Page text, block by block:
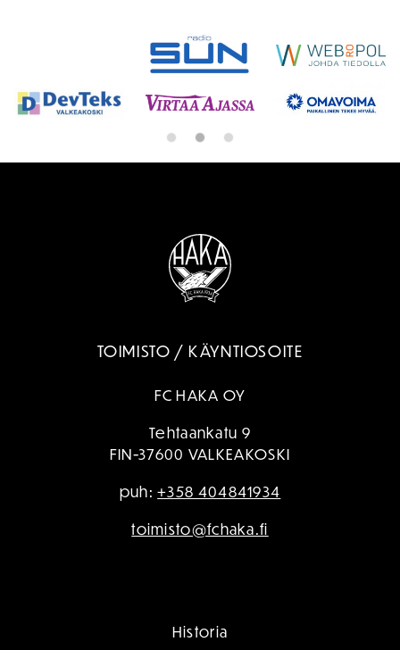
TOIMISTO / KÄYNTIOSOITE
FC HAKA OY
Tehtaankatu 9
FIN-37600 VALKEAKOSKI
puh:+358 404841934
toimisto@fchaka.fi
Historia